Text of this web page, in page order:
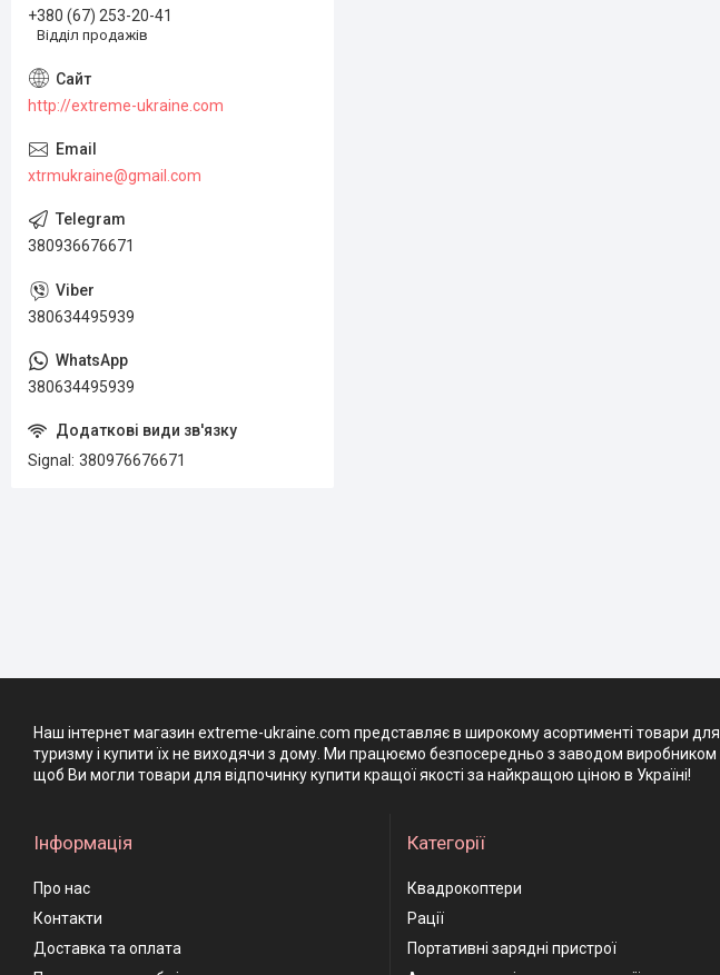
+380 (67) 253-20-41
Відділ продажів
http://extreme-ukraine.com
xtrmukraine@gmail.com
380936676671
380634495939
380634495939
Signal 380976676671
Наш інтернет магазин extreme-ukraine.com представляє в широкому асортименті товари
туризму і купити їх не виходячи з дому. Ми працюємо безпосередньо з заводом виробником
щоб Ви могли товари для відпочинку купити кращої якості за найкращою ціною в Україні!
Інформація
Про нас
Контакти
Доставка та оплата
Категорії
Квадрокоптери
Рації
Портативні зарядні пристрої